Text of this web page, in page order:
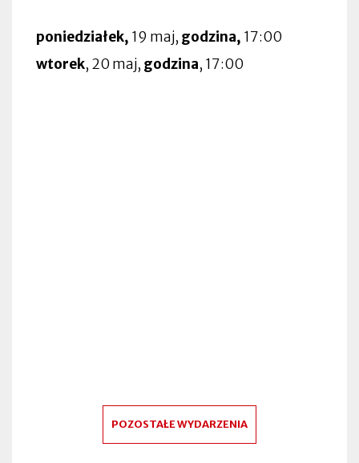
poniedziałek, 19 maj, godzina, 17:00
wtorek, 20 maj, godzina, 17:00
POZOSTAŁE WYDARZENIA